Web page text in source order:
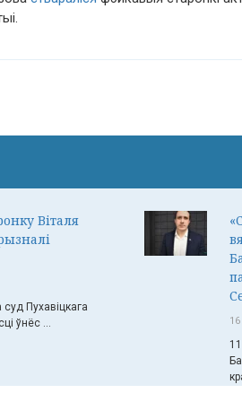
Віталя
Пухавіцкага
ўнёс ...